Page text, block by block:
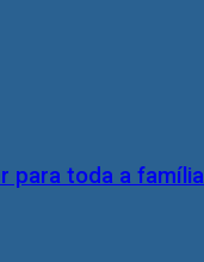
para toda a família